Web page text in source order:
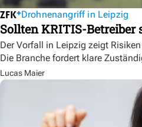
Drohnenangriff in Leipzig
Sollten KRITIS-Betreiber
Der Vorfall in Leipzig zeigt
Die Branche fordert klare
Lucas Maier